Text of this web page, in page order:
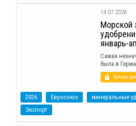
14.07.2026
Морской
январь-
Самая
была в
Только
2026 Евросоюз
Экспорт